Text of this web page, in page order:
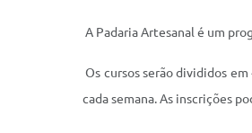
A Padaria Artesanal é um
Os cursos serão divididos
cada semana. As inscrições